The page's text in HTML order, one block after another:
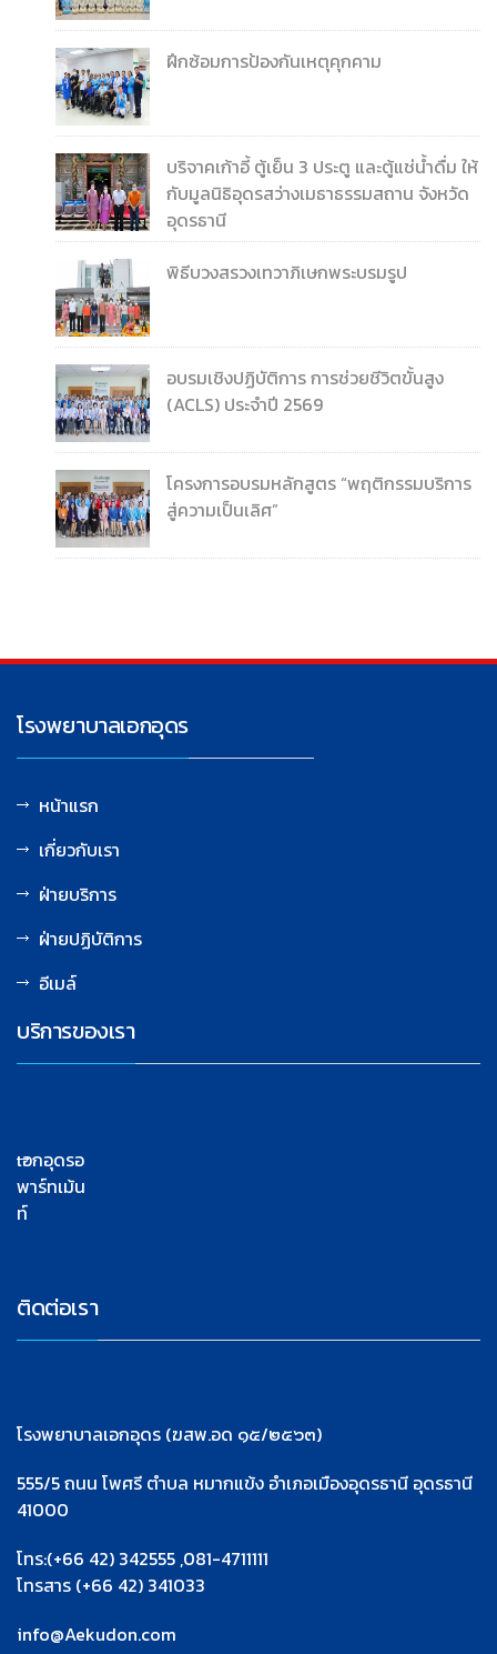
ฝึกซ้อมการป้องกันเหตุคุกคาม
บริจาคเก้าอี้ ตู้เย็น 3 ประตู และตู้แช่น้ำดื่ม ให้
กับมูลนิธิอุดรสว่างเมธาธรรมสถาน จังหวัด
อุดรธานี
พิธีบวงสรวงเทวาภิเษกพระบรมรูป
อบรมเชิงปฏิบัติการ การช่วยชีวิตขั้นสูง
(ACLS) ประจำปี 2569
โครงการอบรมหลักสูตร “พฤติกรรมบริการ
สู่ความเป็นเลิศ”
โรงพยาบาลเอกอุดร
หน้าแรก
เกี่ยวกับเรา
ฝ่ายบริการ
ฝ่ายปฏิบัติการ
อีเมล์
บริการของเรา
เอกอุดรอ
พาร์ทเม้น
ท์
ติดต่อเรา
โรงพยาบาลเอกอุดร (ฆสพ.อด ๑๕/๒๕๖๓)
555/5 ถนน โพศรี ตำบล หมากแข้ง อำเภอเมืองอุดรธานี อุดรธานี
41000
โทร:(+66 42) 342555 ,081-4711111
โทรสาร (+66 42) 341033
info@Aekudon.com